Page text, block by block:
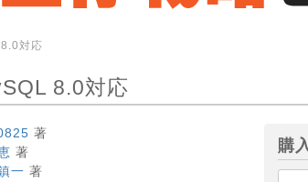
対応
8.0対応
著
著
一 著
購